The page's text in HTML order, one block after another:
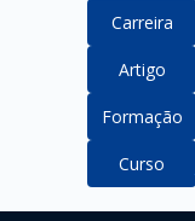
Carreira
Artigo
Formação
Curso